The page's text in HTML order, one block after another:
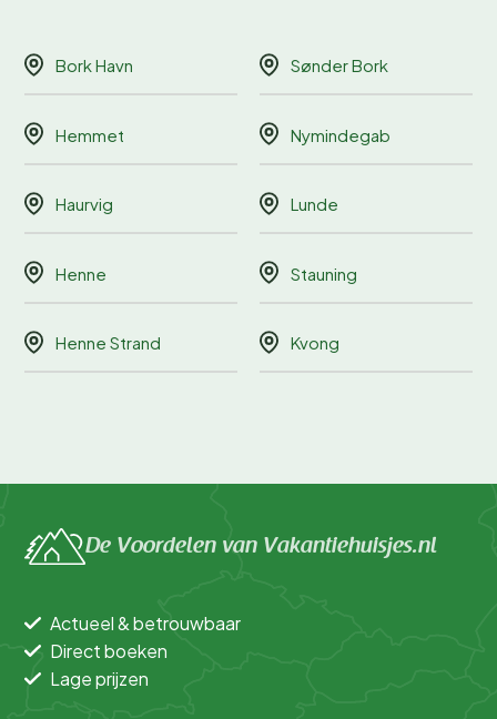
Bork Havn Sønder Bork
Hemmet Nymindegab
Haurvig Lunde
Henne Stauning
Henne Strand Kvong
De Voordelen van Vakantiehuisjes.nl
Actueel & betrouwbaar
Direct boeken
Lage prijzen